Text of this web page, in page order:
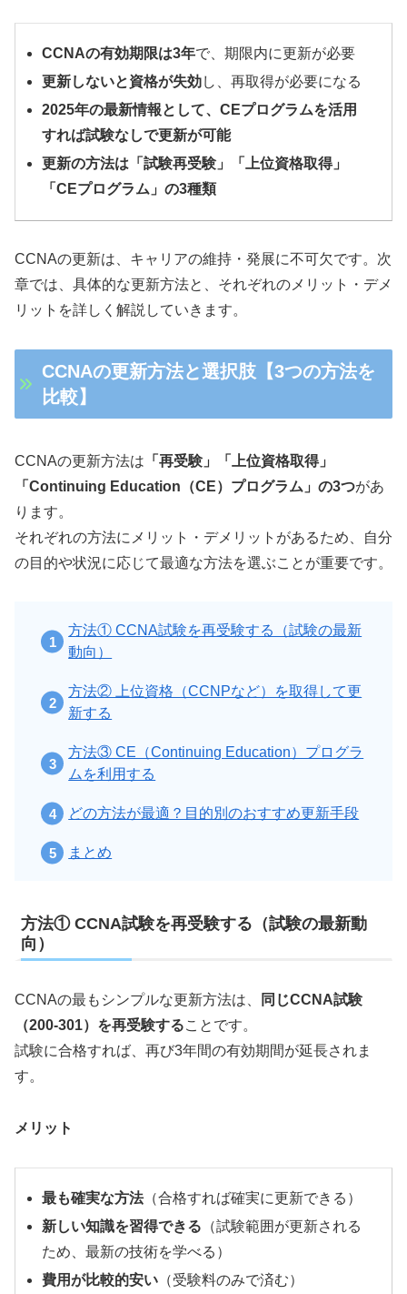
CCNAの有効期限は3年で、期限内に更新が必要
更新しないと資格が失効し、再取得が必要になる
2025年の最新情報として、CEプログラムを活用
すれば試験なしで更新が可能
更新の方法は「試験再受験」「上位資格取得」
「CEプログラム」の3種類
CCNAの更新は、キャリアの維持・発展に不可欠です。次
章では、具体的な更新方法と、それぞれのメリット・デメ
リットを詳しく解説していきます。
CCNAの更新方法と選択肢【3つの方法を
比較】
CCNAの更新方法は 「再受験」「上位資格取得」
「Continuing Education（CE）プログラム」の3つがあ
ります。
それぞれの方法にメリット・デメリットがあるため、自分
の目的や状況に応じて最適な方法を選ぶことが重要です。
方法① CCNA試験を再受験する（試験の最新
動向）
方法② 上位資格（CCNPなど）を取得して更
新する
方法③ CE（Continuing Education）プログラ
ムを利用する
どの方法が最適？目的別のおすすめ更新手段
まとめ
方法① CCNA試験を再受験する（試験の最新動
向）
CCNAの最もシンプルな更新方法は、
同じCCNA試験
（200-301）を再受験することです。
試験に合格すれば、再び3年間の有効期間が延長されま
す。
メリット
最も確実な方法（合格すれば確実に更新できる）
新しい知識を習得できる （試験範囲が更新される
ため、最新の技術を学べる）
費用が比較的安い （受験料のみで済む）